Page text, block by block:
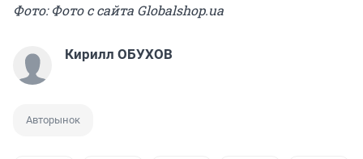
Фото: Фото с сайта Globalshop.ua
Кирилл ОБУХОВ
Авторынок